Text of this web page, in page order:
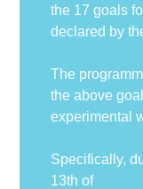
the 17 goals
declared by
The
the above
experimental
Specifically,
13th of